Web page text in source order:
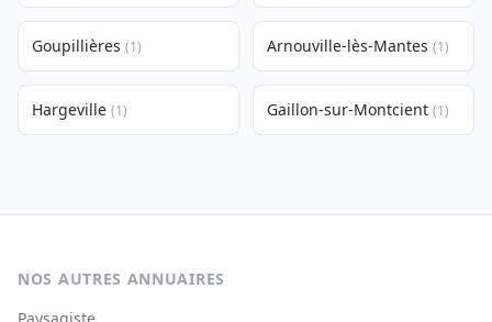
Goupillières (1) Arnouville-lès-Mantes (1)
Hargeville (1) Gaillon-sur-Montcient (1)
NOS AUTRES ANNUAIRES